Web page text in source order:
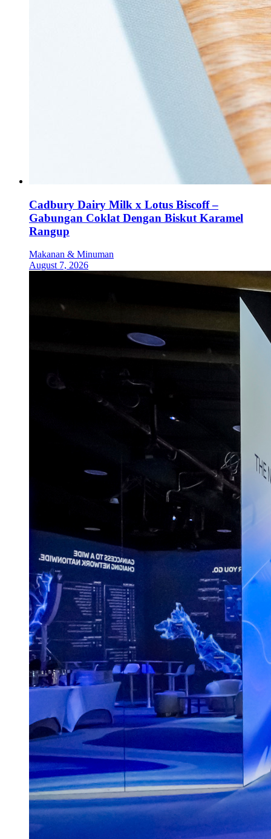
Cadbury Dairy Milk x Lotus Biscoff –
Gabungan Coklat Dengan Biskut Karamel
Rangup
Makanan & Minuman
August 7, 2026